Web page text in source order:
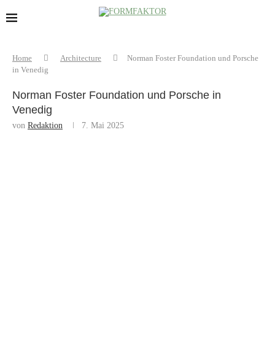
Home Architecture
Norman Foster Foundation und Porsche
in Venedig
Norman Foster Foundation und Porsche in
Venedig
von Redaktion 7. Mai 2025